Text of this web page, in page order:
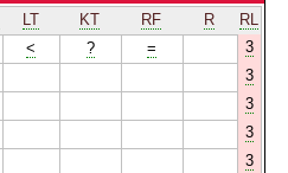
LT KT RF R
RL
< ? =
3
3
3
3
3